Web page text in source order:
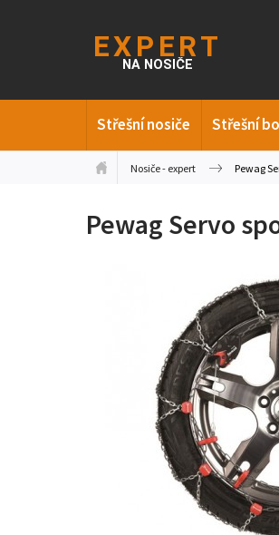
Střešní nosiče Střešní
Nosiče - expert Pewag
Pewag Servo